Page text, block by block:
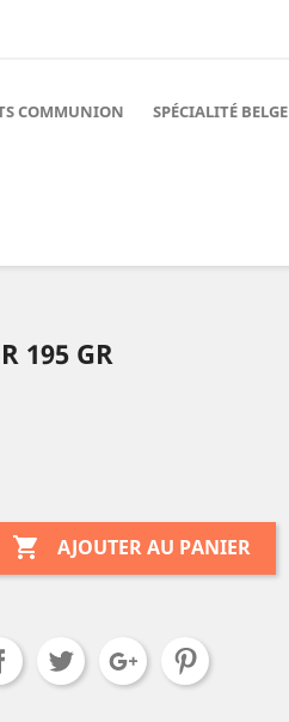
COMMUNION SPÉCIALITÉ BELGE
195 GR
 AJOUTER AU PANIER